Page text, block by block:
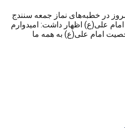
در خطبه‌های نماز جمعه سنندج
علی(ع) اظهار داشت: امیدوارم
امام علی(ع) به همه ما